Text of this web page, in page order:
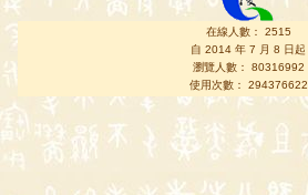
在線人數： 2515
自 2014 年 7 月 8 日起
瀏覽人數： 80316992
使用次數： 294376622